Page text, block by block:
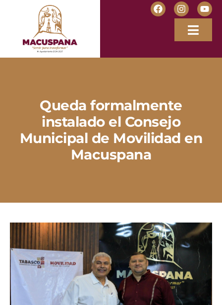
Queda formalmente
instalado el Consejo
Municipal de Movilidad en
Macuspana